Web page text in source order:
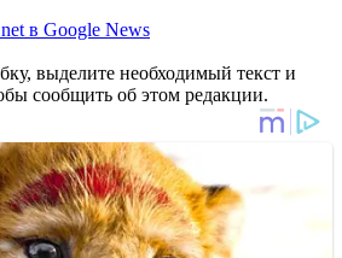
в Google News
выделите необходимый текст и
сообщить об этом редакции.